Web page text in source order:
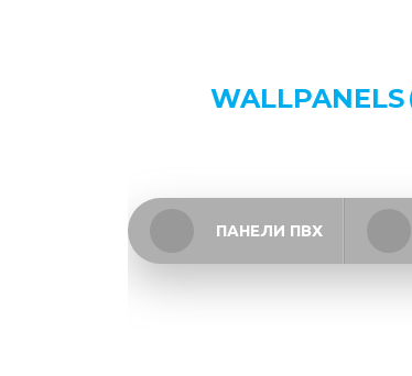
WALLPANELS
ПАНЕЛИ ПВХ